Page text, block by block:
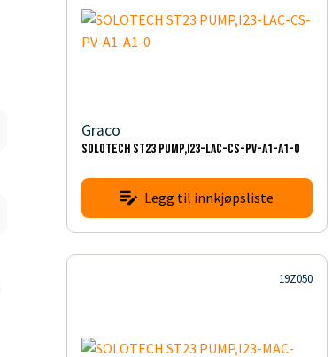
Graco
SOLOTECH ST23 PUMP,I23-LAC-CS-PV-A1-A1-0
Legg til innkjøpsliste
19Z050